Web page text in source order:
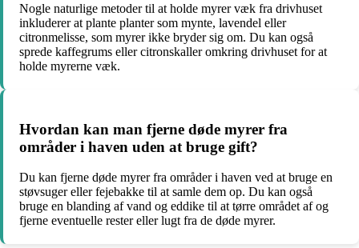
Nogle naturlige metoder til at holde myrer væk fra drivhuset
inkluderer at plante planter som mynte, lavendel eller
citronmelisse, som myrer ikke bryder sig om. Du kan også
sprede kaffegrums eller citronskaller omkring drivhuset for at
holde myrerne væk.
Hvordan kan man fjerne døde myrer fra
områder i haven uden at bruge gift?
Du kan fjerne døde myrer fra områder i haven ved at bruge en
støvsuger eller fejebakke til at samle dem op. Du kan også
bruge en blanding af vand og eddike til at tørre området af og
fjerne eventuelle rester eller lugt fra de døde myrer.